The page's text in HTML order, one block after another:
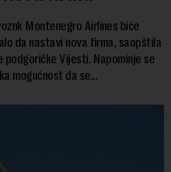
Montenegro Airlines biće
da nastavi nova firma, saopštila
podgoričke Vijesti. Napominje se
mogućnost da se...